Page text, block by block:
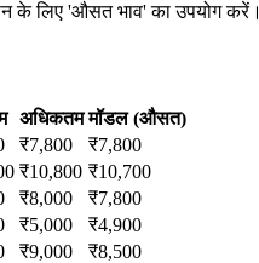
के लिए 'औसत भाव' का उपयोग करें।
अधिकतम मॉडल (औसत)
₹7,800 ₹7,800
₹10,800 ₹10,700
₹8,000 ₹7,800
₹5,000 ₹4,900
₹9,000 ₹8,500